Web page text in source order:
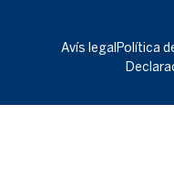
Avís legal Política